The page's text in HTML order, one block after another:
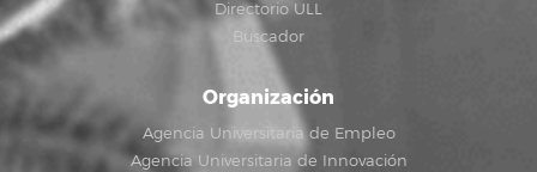
Directorio ULL
Buscador
Organización
Agencia Universitaria de Empleo
Agencia Universitaria de Innovación